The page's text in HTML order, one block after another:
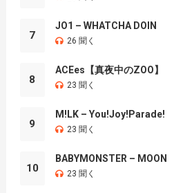
7
JO1 – WHATCHA DOIN
26 聞く
8
ACEes【真夜中のZOO】
23 聞く
9
M!LK – You!Joy!Parade!
23 聞く
10
BABYMONSTER – MOON
23 聞く